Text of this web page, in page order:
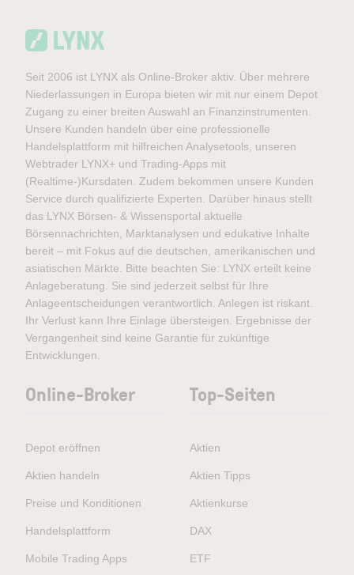
Seit 2006 ist LYNX als Online-Broker aktiv. Über mehrere
Niederlassungen in Europa bieten wir mit nur einem Depot
Zugang zu einer breiten Auswahl an Finanzinstrumenten.
Unsere Kunden handeln über eine professionelle
Handelsplattform mit hilfreichen Analysetools, unseren
Webtrader LYNX+ und Trading-Apps mit
(Realtime-)Kursdaten. Zudem bekommen unsere Kunden
Service durch qualifizierte Experten. Darüber hinaus stellt
das LYNX Börsen- & Wissensportal aktuelle
Börsennachrichten, Marktanalysen und edukative Inhalte
bereit – mit Fokus auf die deutschen, amerikanischen und
asiatischen Märkte. Bitte beachten Sie: LYNX erteilt keine
Anlageberatung. Sie sind jederzeit selbst für Ihre
Anlageentscheidungen verantwortlich. Anlegen ist riskant.
Ihr Verlust kann Ihre Einlage übersteigen. Ergebnisse der
Vergangenheit sind keine Garantie für zukünftige
Entwicklungen.
Online-Broker
Depot eröffnen
Aktien handeln
Preise und Konditionen
Handelsplattform
Mobile Trading Apps
Top-Seiten
Aktien
Aktien Tipps
Aktienkurse
DAX
ETF